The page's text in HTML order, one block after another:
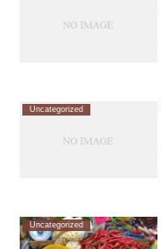
Uncategorized
Uncategorized